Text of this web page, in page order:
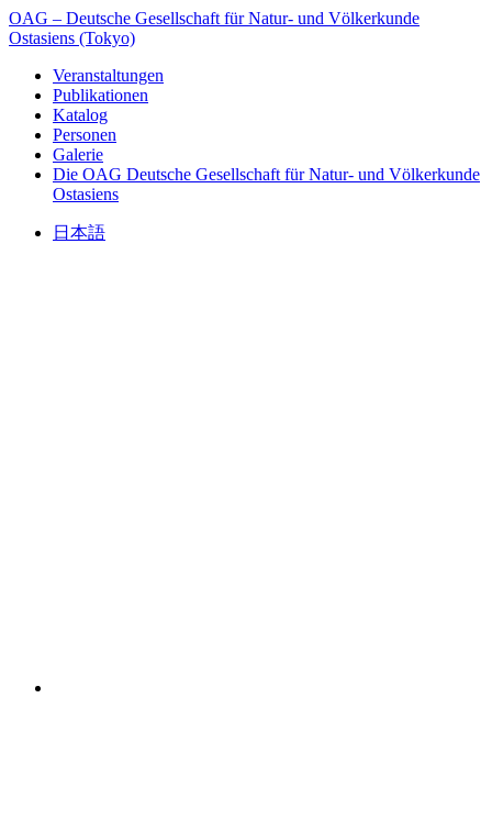
OAG – Deutsche Gesellschaft für Natur- und Völkerkunde
Ostasiens (Tokyo)
Veranstaltungen
Publikationen
Katalog
Personen
Galerie
Die OAG Deutsche Gesellschaft für Natur- und Völkerkunde
Ostasiens
日本語